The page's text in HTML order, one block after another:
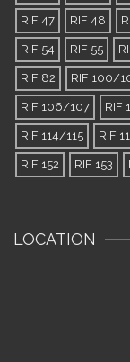
RIF 47 RIF 48
RIF 54 RIF 55
RIF 82 RIF 100/
RIF 106/107 RIF
RIF 114/115 RIF
RIF 152 RIF 153
LOCATION